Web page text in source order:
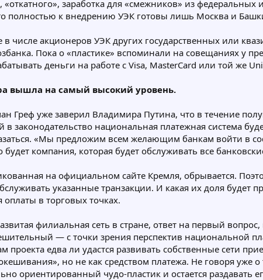
заработка для «смежников» из
полностью к внедрению УЭК готовы лишь Москва и
в числе акционеров УЭК других государственных или
Пока о «пластике» вспоминали на совещаниях у
деньги на работе с Visa, MasterCard или той же
вышла на самый высокий уровень.
Греф уже заверил Владимира Путина, что в течение
законодательство национальная платежная система
«Мы предложим всем желающим банкам войти в
компания, которая будет обслуживать все
на официальном сайте Кремля, обрывается.
указанные транзакции. И какая их доля будет
в торговых точках.
филиальная сеть в стране, ответ на первый
— с точки зрения перспектив национальной
проекта едва ли удастся развивать собственные сети
но не как средством платежа. Не говоря уже
ориентированный чудо-пластик и остается раздавать